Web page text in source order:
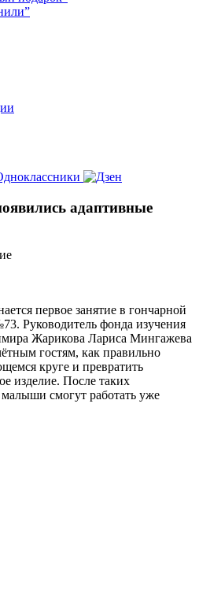
адаптивные
первое занятие в гончарной
Руководитель фонда изучения
Жарикова Лариса Мингажева
гостям, как правильно
круге и превратить
изделие. После таких
смогут работать уже